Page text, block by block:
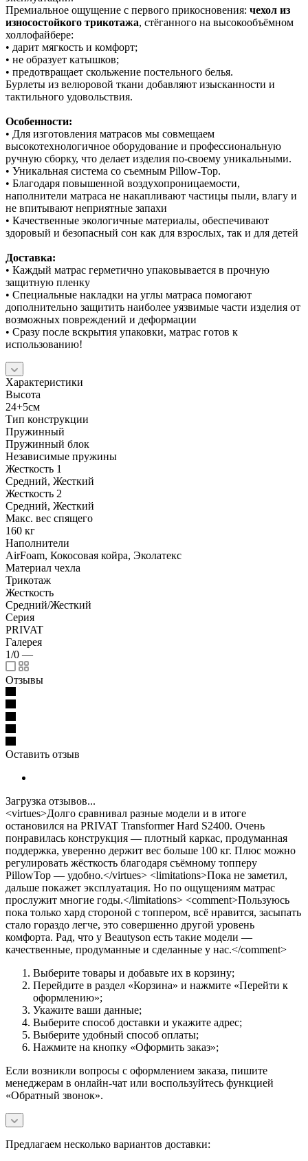
Премиальное ощущение с первого прикосновения: чехол из
износостойкого трикотажа, стёганного на высокообъёмном
холлофайбере:
• дарит мягкость и комфорт;
• не образует катышков;
• предотвращает скольжение постельного белья.
Бурлеты из велюровой ткани добавляют изысканности и
тактильного удовольствия.
Особенности:
• Для изготовления матрасов мы совмещаем
высокотехнологичное оборудование и профессиональную
ручную сборку, что делает изделия по-своему уникальными.
• Уникальная система со съемным Pillow-Top.
• Благодаря повышенной воздухопроницаемости,
наполнители матраса не накапливают частицы пыли, влагу и
не впитывают неприятные запахи
• Качественные экологичные материалы, обеспечивают
здоровый и безопасный сон как для взрослых, так и для детей
Доставка:
• Каждый матрас герметично упаковывается в прочную
защитную пленку
• Специальные накладки на углы матраса помогают
дополнительно защитить наиболее уязвимые части изделия от
возможных повреждений и деформации
• Сразу после вскрытия упаковки, матрас готов к
использованию!
Характеристики
Высота
24+5см
Тип конструкции
Пружинный
Пружинный блок
Независимые пружины
Жесткость 1
Средний, Жесткий
Жесткость 2
Средний, Жесткий
Макс. вес спящего
160 кг
Наполнители
AirFoam, Кокосовая койра, Эколатекс
Материал чехла
Трикотаж
Жесткость
Средний/Жесткий
Серия
PRIVAT
Галерея
1/0 —
Отзывы
Оставить отзыв
Загрузка отзывов...
<virtues>Долго сравнивал разные модели и в итоге
остановился на PRIVAT Transformer Hard S2400. Очень
понравилась конструкция — плотный каркас, продуманная
поддержка, уверенно держит вес больше 100 кг. Плюс можно
регулировать жёсткость благодаря съёмному топперу
PillowTop — удобно.</virtues> <limitations>Пока не заметил,
дальше покажет эксплуатация. Но по ощущениям матрас
прослужит многие годы.</limitations> <comment>Пользуюсь
пока только хард стороной с топпером, всё нравится, засыпать
стало гораздо легче, это совершенно другой уровень
комфорта. Рад, что у Beautyson есть такие модели —
качественные, продуманные и сделанные у нас.</comment>
Выберите товары и добавьте их в корзину;
Перейдите в раздел «Корзина» и нажмите «Перейти к
оформлению»;
Укажите ваши данные;
Выберите способ доставки и укажите адрес;
Выберите удобный способ оплаты;
Нажмите на кнопку «Оформить заказ»;
Если возникли вопросы с оформлением заказа, пишите
менеджерам в онлайн-чат или воспользуйтесь функцией
«Обратный звонок».
Предлагаем несколько вариантов доставки: